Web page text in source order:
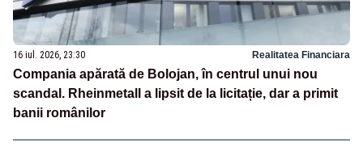
16 iul. 2026, 23:30 Realitatea Financiara
Compania apărată de Bolojan, în centrul unui nou
scandal. Rheinmetall a lipsit de la licitație, dar a primit
banii românilor